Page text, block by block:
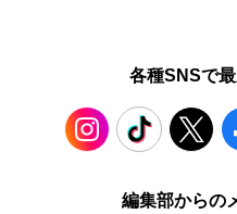
各種SNSで
TikTok
編集部からの